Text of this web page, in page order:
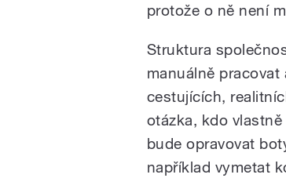
protože o ně není
Struktura
manuálně
cestujících,
otázka, kdo
bude opravovat
například vymetat